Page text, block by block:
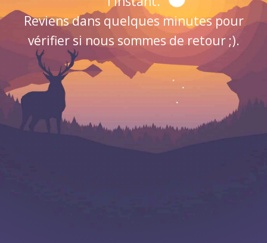
Reviens dans quelques minutes pour
vérifier si nous sommes de retour ;).